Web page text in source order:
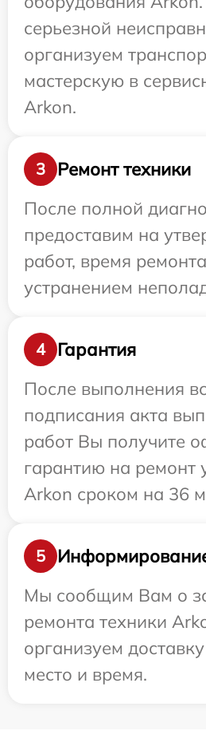
серьезной
организуем
мастерскую в
Arkon.
3
Ремонт техники
После полной
предоставим на
работ, время
устранением
4
Гарантия
После выполнения
подписания акта
работ Вы получите
гарантию на ремонт
Arkon сроком на 36
5
Мы сообщим Вам о
ремонта техники
организуем
место и время.